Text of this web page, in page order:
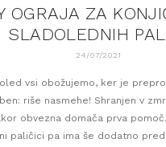
OGRAJA ZA
SLADOLEDNIH
24/07/2021
vsi obožujemo, ker je
riše nasmehe! Shranjen v
obvezna domača prva
paličici pa ima še dodatno